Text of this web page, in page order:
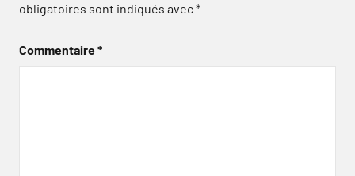
obligatoires sont indiqués avec*
Commentaire*